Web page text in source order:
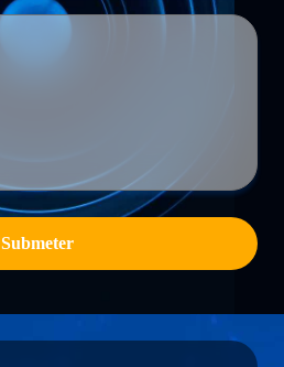
Submeter